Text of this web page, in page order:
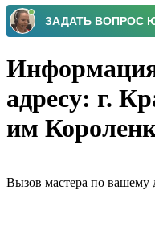
адресу: г.
им
Вызов мастера по вашему